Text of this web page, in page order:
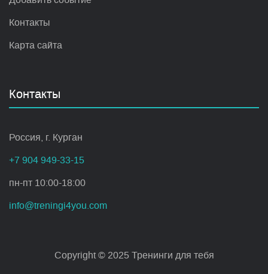
Контакты
Карта сайта
Контакты
Россия, г. Курган
+7 904 949-33-15
пн-пт 10:00-18:00
info@treningi4you.com
Copyright © 2025 Тренинги для тебя